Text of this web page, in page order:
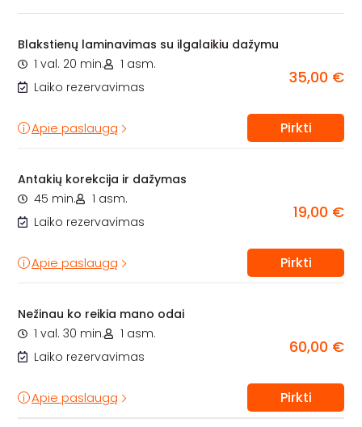
Blakstienų laminavimas su ilgalaikiu dažymu
1 val. 20 min.
1 asm.
Laiko rezervavimas
35,00 €
Apie paslaugą Pirkti
Antakių korekcija ir dažymas
45 min.
1 asm.
Laiko rezervavimas
19,00 €
Apie paslaugą Pirkti
Nežinau ko reikia mano odai
1 val. 30 min.
1 asm.
Laiko rezervavimas
60,00 €
Apie paslaugą Pirkti